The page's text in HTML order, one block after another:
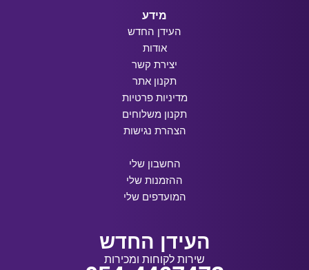
מידע
העידן החדש
אודות
יצירת קשר
תקנון אתר
מדיניות פרטיות
תקנון משלוחים
הצהרת נגישות
החשבון שלי
ההזמנות שלי
המועדפים שלי
העידן החדש
שירות לקוחות ומכירות